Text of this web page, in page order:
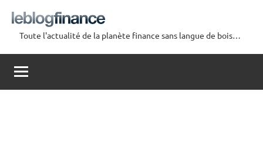
contenu
Le
Blog
Finance
Toute l'actualité de la planète finance sans langue de bois…